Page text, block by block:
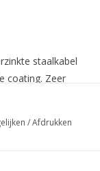
staalkabel
coating. Zeer
/Afdrukken